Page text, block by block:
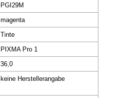
PGI29M
magenta
Tinte
PIXMA Pro 1
36,0
keine Herstellerangabe